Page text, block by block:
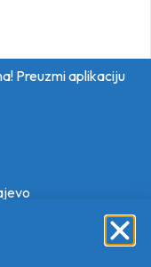
Preuzmi aplikaciju